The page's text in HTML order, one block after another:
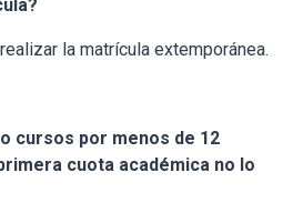
la matrícula extemporánea.
cursos por menos de 12
cuota académica no lo